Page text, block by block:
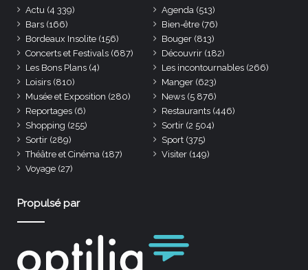
Actu (4 339) Agenda (513)
Bars (166) Bien-être (76)
Bordeaux Insolite (156) Bouger (813)
Concerts et Festivals (687) Découvrir (182)
Les Bons Plans (4) Les incontournables (266)
Loisirs (810) Manger (623)
Musée et Exposition (280) News (5 876)
Reportages (6) Restaurants (446)
Shopping (255) Sortir (2 504)
Sortir (289) Sport (375)
Théâtre et Cinéma (187) Visiter (149)
Voyage (27)
Propulsé par